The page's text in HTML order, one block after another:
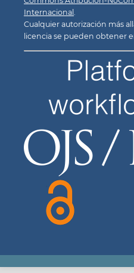
Internacional .
Cualquier autorización más
licencia se pueden obtener